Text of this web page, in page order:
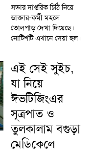
সভার দাপ্তরিক চিঠি নিয়ে
ডাক্তার-কর্মী মহলে
তোলপাড় দেখা দিয়েছে।
নোটিশটি এখানে দেয়া হল।
এই সেই সুইচ,
যা নিয়ে
ঈভটিজিংএর
সূত্রপাত ও
তুলকালাম বগুড়া
মেডিকেলে